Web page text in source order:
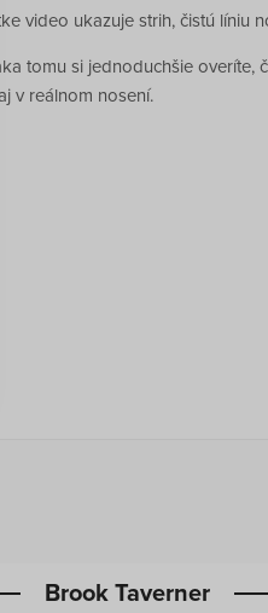
video ukazuje strih, čistú líniu
tomu si jednoduchšie overíte,
v reálnom nosení.
Brook Taverner